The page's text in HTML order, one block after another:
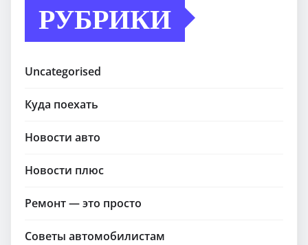
РУБРИКИ
Uncategorised
Куда поехать
Новости авто
Новости плюс
Ремонт — это просто
Советы автомобилистам